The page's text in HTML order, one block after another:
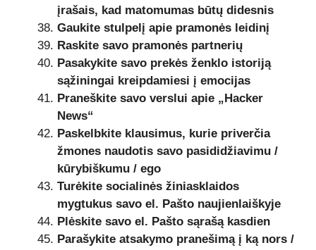
įrašais, kad matomumas būtų didesnis
Gaukite stulpelį apie pramonės leidinį
Raskite savo pramonės partnerių
Pasakykite savo prekės ženklo istoriją
sąžiningai kreipdamiesi į emocijas
Praneškite savo verslui apie „Hacker
News“
Paskelbkite klausimus, kurie priverčia
žmones naudotis savo pasididžiavimu /
kūrybiškumu / ego
Turėkite socialinės žiniasklaidos
mygtukus savo el. Pašto naujienlaiškyje
Plėskite savo el. Pašto sąrašą kasdien
Parašykite atsakymo pranešimą į ką nors /